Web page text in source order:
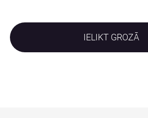
IELIKT GROZĀ